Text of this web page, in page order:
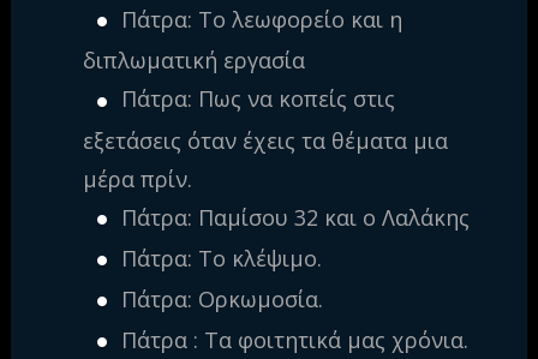
Πάτρα: Το λεωφορείο και η
διπλωματική εργασία
Πάτρα: Πως να κοπείς στις
εξετάσεις όταν έχεις τα θέματα μια
μέρα πρίν.
Πάτρα: Παμίσου 32 και ο Λαλάκης
Πάτρα: Το κλέψιμο.
Πάτρα: Ορκωμοσία.
Πάτρα : Τα φοιτητικά μας χρόνια.